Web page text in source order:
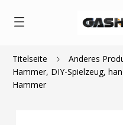
Titelseite Anderes
Hammer, DIY-Spielzeug,
Hammer
$55.99